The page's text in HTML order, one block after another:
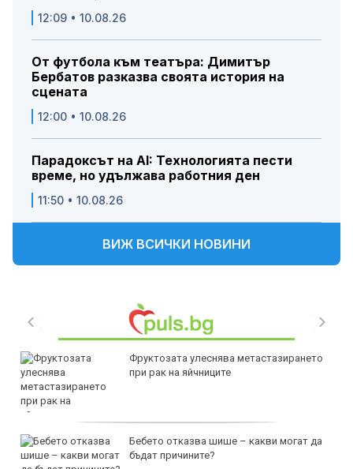
12:09 • 10.08.26
От футбола към театъра: Димитър
Бербатов разказва своята история на
сцената
12:00 • 10.08.26
Парадоксът на AI: Технологията пести
време, но удължава работния ден
11:50 • 10.08.26
ВИЖ ВСИЧКИ НОВИНИ
Фруктозата улеснява метастазирането
при рак на яйчниците
Бебето отказва шише – какви могат да
бъдат причините?